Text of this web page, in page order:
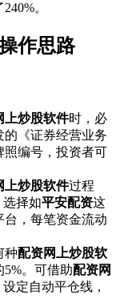
。
作思路
上炒股软件时，必
《证券经营业务
照编号，投资者可
上炒股软件过程
选择如平安配资这
，每笔资金流动
种配资网上炒股软
。可借助配资网
定自动平仓线，